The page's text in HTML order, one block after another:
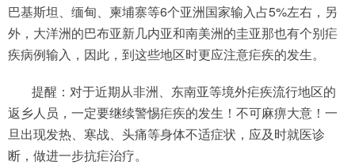
巴基斯坦、缅甸、柬埔寨等6个亚洲国家输入占5%左右，另
外，大洋洲的巴布亚新几内亚和南美洲的圭亚那也有个别疟
疾病例输入，因此，到这些地区时更应注意疟疾的发生。
提醒：对于近期从非洲、东南亚等境外疟疾流行地区的
返乡人员，一定要继续警惕疟疾的发生！不可麻痹大意！一
旦出现发热、寒战、头痛等身体不适症状，应及时就医诊
断，做进一步抗疟治疗。